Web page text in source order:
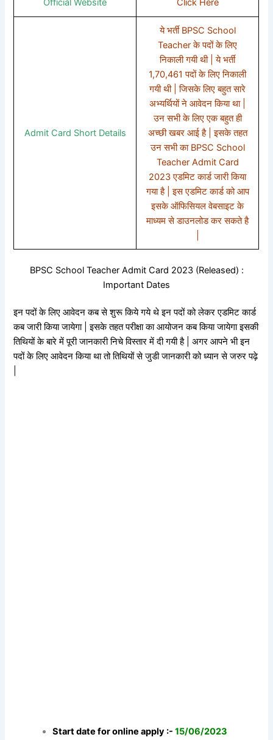
Official Website Click Here
Admit Card Short Details
ये भर्ती BPSC School
Teacher के पदों के लिए
निकाली गयी थी | ये भर्ती
1,70,461 पदों के लिए निकाली
गयी थी | जिसके लिए बहुत सारे
अभ्यर्थियों ने आवेदन किया था |
उन सभी के लिए एक बहुत ही
अच्छी खबर आई है | इसके तहत
उन सभी का BPSC School
Teacher Admit Card
2023 एडमिट कार्ड जारी किया
गया है | इस एडमिट कार्ड को आप
इसके ऑफिसियल वेबसाइट के
माध्यम से डाउनलोड कर सकते है
BPSC School Teacher Admit Card 2023 (Released) :
Important Dates
इन पदों के लिए आवेदन कब से शुरू किये गये थे इन पदों को लेकर एडमिट कार्ड
कब जारी किया जायेगा | इसके तहत परीक्षा का आयोजन कब किया जायेगा इसकी
तिथियों के बारे में पूरी जानकारी निचे विस्तार में दी गयी है | अगर आपने भी इन
पदों के लिए आवेदन किया था तो तिथियों से जुडी जानकारी को ध्यान से जरुर पढ़े
Start date for online apply :-15/06/2023